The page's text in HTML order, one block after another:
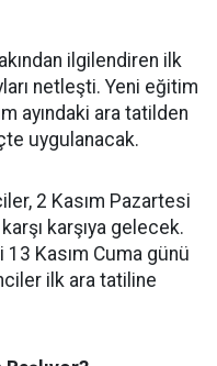
ilgilendiren ilk
netleşti. Yeni eğitim
ayındaki ara tatilden
uygulanacak.
2 Kasım Pazartesi
karşıya gelecek.
Kasım Cuma günü
ilk ara tatiline